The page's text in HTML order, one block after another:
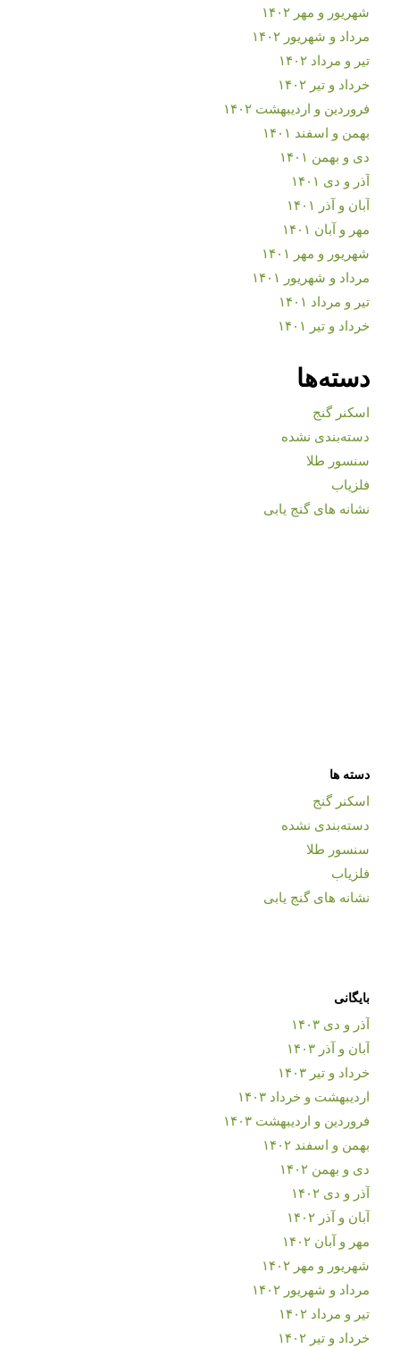
شهریور و مهر ۱۴۰۲
مرداد و شهریور ۱۴۰۲
تیر و مرداد ۱۴۰۲
خرداد و تیر ۱۴۰۲
فروردین و اردیبهشت ۱۴۰۲
بهمن و اسفند ۱۴۰۱
دی و بهمن ۱۴۰۱
آذر و دی ۱۴۰۱
آبان و آذر ۱۴۰۱
مهر و آبان ۱۴۰۱
شهریور و مهر ۱۴۰۱
مرداد و شهریور ۱۴۰۱
تیر و مرداد ۱۴۰۱
خرداد و تیر ۱۴۰۱
دسته‌ها
اسکنر گنج
دسته‌بندی نشده
سنسور طلا
فلزیاب
نشانه های گنج یابی
دسته ها
اسکنر گنج
دسته‌بندی نشده
سنسور طلا
فلزیاب
نشانه های گنج یابی
بایگانی
آذر و دی ۱۴۰۳
آبان و آذر ۱۴۰۳
خرداد و تیر ۱۴۰۳
اردیبهشت و خرداد ۱۴۰۳
فروردین و اردیبهشت ۱۴۰۳
بهمن و اسفند ۱۴۰۲
دی و بهمن ۱۴۰۲
آذر و دی ۱۴۰۲
آبان و آذر ۱۴۰۲
مهر و آبان ۱۴۰۲
شهریور و مهر ۱۴۰۲
مرداد و شهریور ۱۴۰۲
تیر و مرداد ۱۴۰۲
خرداد و تیر ۱۴۰۲